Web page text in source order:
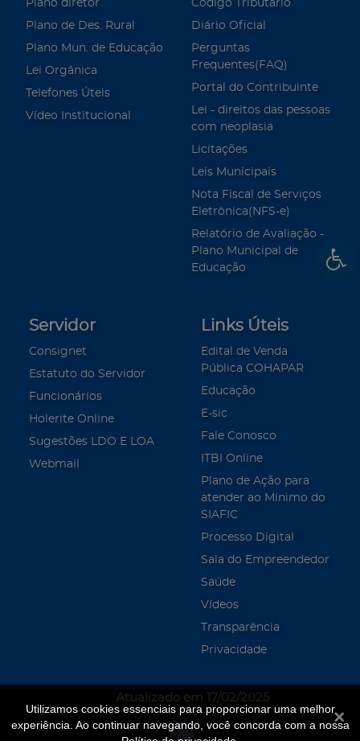
Utilizamos cookies essenciais para proporcionar uma melhor
experiência. Ao continuar navegando, você concorda com a nossa
Plano diretor
Plano de Des. Rural
Plano Mun. de Educação
Lei Orgânica
Telefones Úteis
Vídeo Institucional
Código Tributário
Diário Oficial
Perguntas
Frequentes(FAQ)
Portal do Contribuinte
Lei - direitos das pessoas
com neoplasia
Licitações
Leis Municipais
Nota Fiscal de Serviços
Eletrônica(NFS-e)
Relatório de Avaliação -
Plano Municipal de
Educação
Servidor
Consignet
Estatuto do Servidor
Funcionários
Holerite Online
Sugestões LDO E LOA
Webmail
Links Úteis
Edital de Venda
Pública COHAPAR
Educação
E-sic
Fale Conosco
ITBI Online
Plano de Ação para
atender ao Mínimo do
SIAFIC
Processo Digital
Sala do Empreendedor
Saúde
Vídeos
Transparência
Privacidade
Atualizado em 17/02/2025